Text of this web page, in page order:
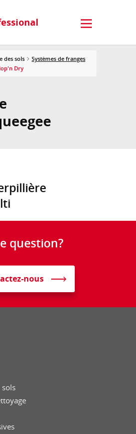
des sols
Systèmes de franges
Dry
question?
nous
sols